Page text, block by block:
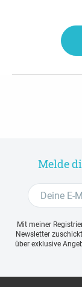
Melde
Mit meiner
Newsletter
über exklusive